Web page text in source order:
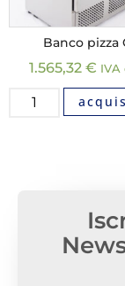
Banco pizza
1.565,32 € IVA